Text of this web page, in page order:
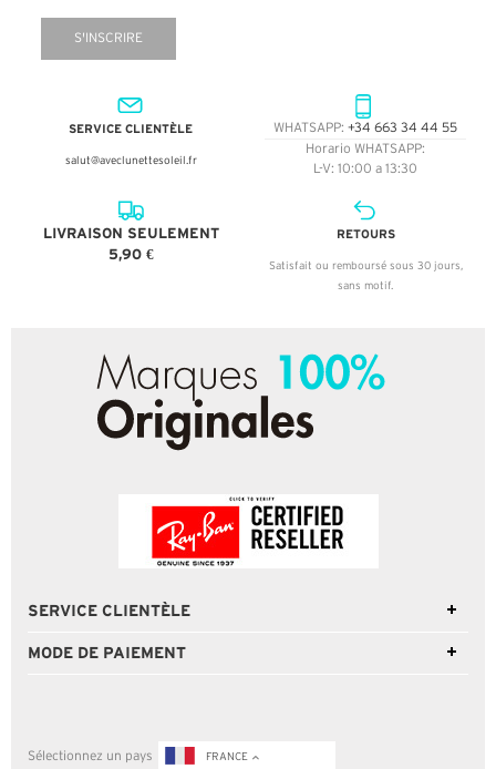
S'INSCRIRE
SERVICE CLIENTÈLE
salut@aveclunettesoleil.fr
WHATSAPP: +34 663 34 44 55
Horario WHATSAPP:
L-V: 10:00 a 13:30
LIVRAISON SEULEMENT
5,90 €
RETOURS
Satisfait ou remboursé sous 30 jours,
sans motif.
SERVICE CLIENTÈLE
MODE DE PAIEMENT
Sélectionnez un pays FRANCE